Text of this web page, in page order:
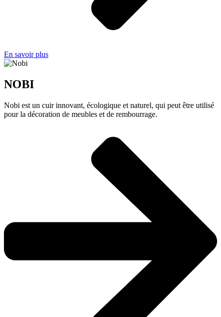
En savoir plus
NOBI
Nobi est un cuir innovant, écologique et naturel, qui peut être utilisé
pour la décoration de meubles et de rembourrage.